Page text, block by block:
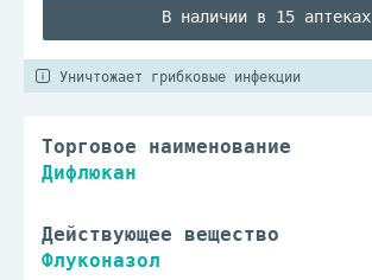
В наличии в 15 аптеках
Уничтожает грибковые инфекции
Торговое наименование
Дифлюкан
Действующее вещество
Флуконазол